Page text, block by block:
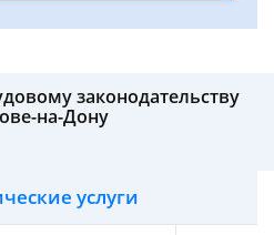
законодательству
на-Дону
услуги